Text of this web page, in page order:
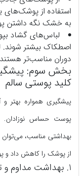
استفاده از پوشک‌های
به خشک نگه داشتن
لباس‌های گشاد
اصطکاک بیشتر شوند.
دوران مناسب‌تر
بخش سوم:
کلید پوستی سالم
پیشگیری همواره بهتر
پوست حساس نوزادان.
بهداشتی مناسب،
از پوشک را کاهش داد و
1. بهداشت مداوم و تعویض به موقع پوشک: